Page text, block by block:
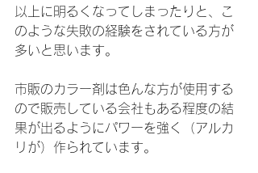
以上に明るくなってしまったりと、こ
のような失敗の経験をされている方が
多いと思います。
市販のカラー剤は色んな方が使用する
ので販売している会社もある程度の結
果が出るようにパワーを強く（アルカ
リが）作られています。